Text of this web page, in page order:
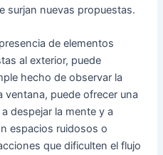
surjan nuevas propuestas.
de elementos
al exterior, puede
hecho de observar la
ventana, puede ofrecer una
despejar la mente y a
espacios ruidosos o
que dificulten el flujo